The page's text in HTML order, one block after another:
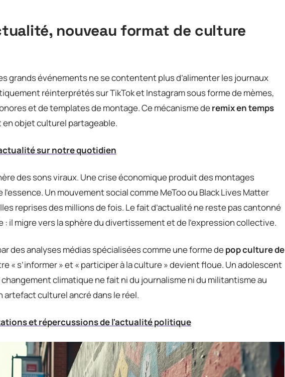
nouveau format de culture
grands événements ne se contentent plus d’alimenter les journaux
réinterprétés sur TikTok et Instagram sous forme de mèmes,
et de templates de montage. Ce mécanisme deremix en temps
objet culturel partageable.
sur notre quotidien
des sons viraux. Une crise économique produit des montages
Un mouvement social comme MeToo ou Black Lives Matter
reprises des millions de fois. Le fait d’actualité ne reste pas cantonné
il migre vers la sphère du divertissement et de l’expression collective.
des analyses médias spécialisées comme une forme depop culture de
« s’informer » et « participer à la culture » devient floue. Un adolescent
climatique ne fait ni du journalisme ni du militantisme au
artefact culturel ancré dans le réel.
et répercussions de l'actualité politique